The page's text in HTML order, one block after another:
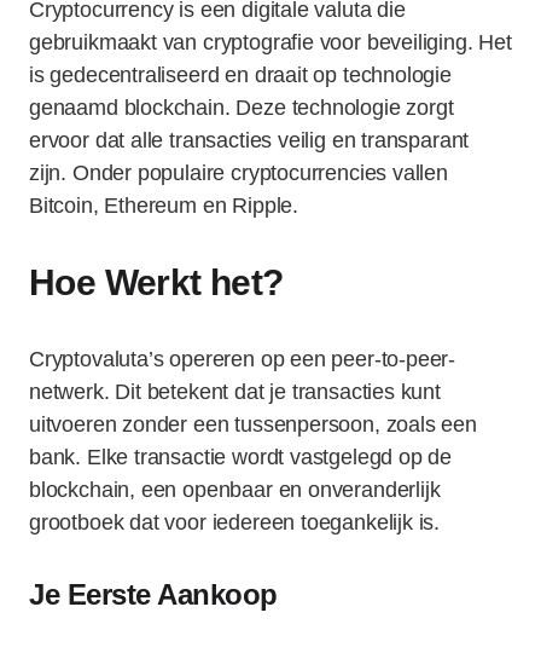
Cryptocurrency is een digitale valuta die
gebruikmaakt van cryptografie voor beveiliging. Het
is gedecentraliseerd en draait op technologie
genaamd blockchain. Deze technologie zorgt
ervoor dat alle transacties veilig en transparant
zijn. Onder populaire cryptocurrencies vallen
Bitcoin, Ethereum en Ripple.
Hoe Werkt het?
Cryptovaluta’s opereren op een peer-to-peer-
netwerk. Dit betekent dat je transacties kunt
uitvoeren zonder een tussenpersoon, zoals een
bank. Elke transactie wordt vastgelegd op de
blockchain, een openbaar en onveranderlijk
grootboek dat voor iedereen toegankelijk is.
Je Eerste Aankoop